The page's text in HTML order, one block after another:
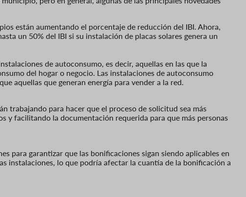
están aumentando el porcentaje de reducción del IBI. Ahora,
un 50% del IBI si su instalación de placas solares genera un
de autoconsumo, es decir, aquellas en las que la
del hogar o negocio. Las instalaciones de autoconsumo
aquellas que generan energía para vender a la red.
trabajando para hacer que el proceso de solicitud sea más
y facilitando la documentación requerida para que más personas
para garantizar que las bonificaciones sigan siendo aplicables en
instalaciones, lo que podría afectar la cuantía de la bonificación a